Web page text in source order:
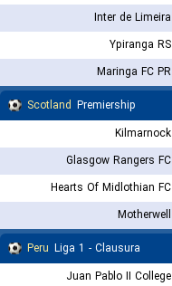
Inter de Limeira
Ypiranga RS
Maringa FC PR
Scotland Premiership
Kilmarnock
Glasgow Rangers FC
Hearts Of Midlothian FC
Motherwell
Peru Liga 1 - Clausura
Juan Pablo II College